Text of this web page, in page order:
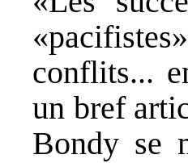
conflits...
un bref
Bondy se